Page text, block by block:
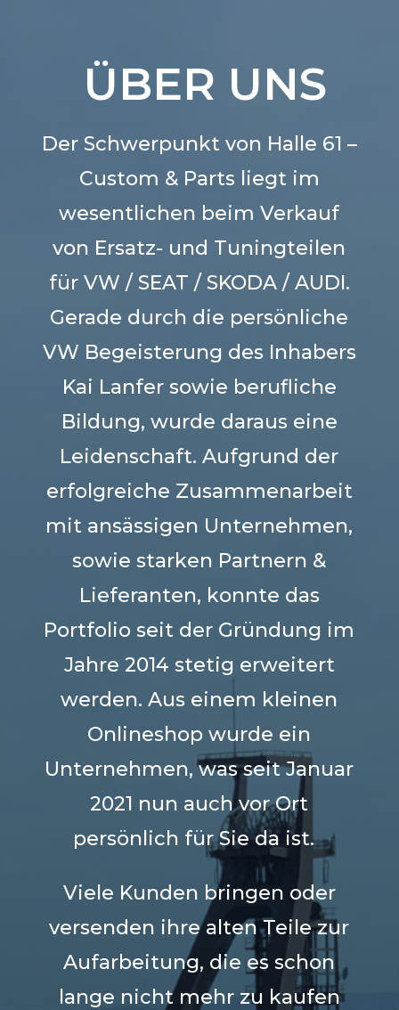
ÜBER UNS
Der Schwerpunkt von Halle 61 –
Custom & Parts liegt im
wesentlichen beim Verkauf
von Ersatz- und Tuningteilen
für VW / SEAT / SKODA / AUDI.
Gerade durch die persönliche
VW Begeisterung des Inhabers
Kai Lanfer sowie berufliche
Bildung, wurde daraus eine
Leidenschaft. Aufgrund der
erfolgreiche Zusammenarbeit
mit ansässigen Unternehmen,
sowie starken Partnern &
Lieferanten, konnte das
Portfolio seit der Gründung im
Jahre 2014 stetig erweitert
werden. Aus einem kleinen
Onlineshop wurde ein
Unternehmen, was seit Januar
2021 nun auch vor Ort
persönlich für Sie da ist.
Viele Kunden bringen oder
versenden ihre alten Teile zur
Aufarbeitung, die es schon
lange nicht mehr zu kaufen